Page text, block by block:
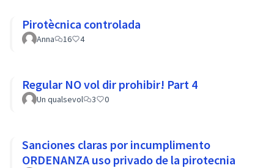
Pirotècnica controlada
Anna 16 4
Regular NO vol dir prohibir! Part 4
Un qualsevol 3 0
Sanciones claras por incumplimento
ORDENANZA uso privado de la pirotecnia